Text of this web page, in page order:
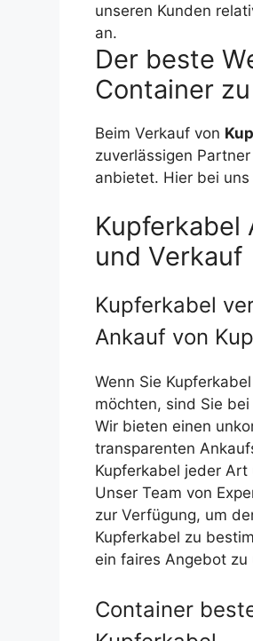
unseren Kunden
an.
Der beste
Container
Beim Verkauf von
zuverlässigen
anbietet. Hier bei
Kupferkabel
und Verkauf
Kupferkabel
Ankauf von
Wenn Sie
möchten, sind Sie
Wir bieten einen
transparenten
Kupferkabel jeder Art
Unser Team von
zur Verfügung, um
Kupferkabel zu
ein faires Angebot
Container